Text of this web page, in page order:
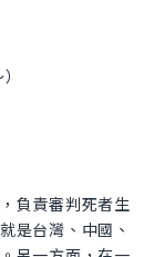
負責審判死者生
是台灣、中國、